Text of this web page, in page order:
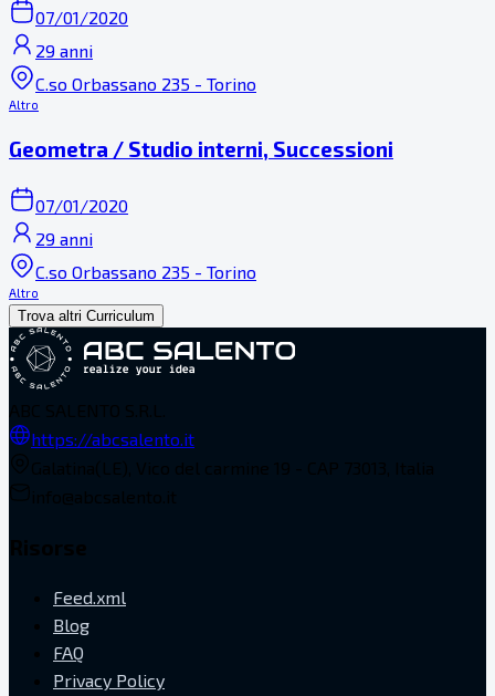
07/01/2020
29 anni
C.so Orbassano 235 - Torino
Altro
Geometra / Studio interni, Successioni
07/01/2020
29 anni
C.so Orbassano 235 - Torino
Altro
Trova altri Curriculum
https://abcsalento.it
Feed.xml
Blog
FAQ
Privacy Policy